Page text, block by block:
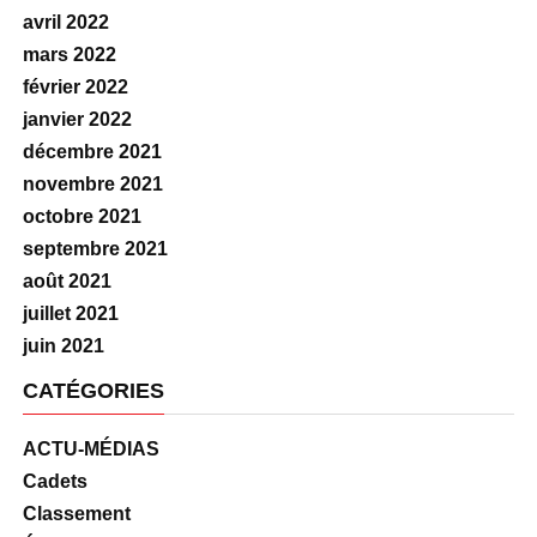
avril 2022
mars 2022
février 2022
janvier 2022
décembre 2021
novembre 2021
octobre 2021
septembre 2021
août 2021
juillet 2021
juin 2021
CATÉGORIES
ACTU-MÉDIAS
Cadets
Classement